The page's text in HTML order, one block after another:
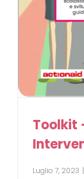
Toolkit
Luglio 7, 2023 |